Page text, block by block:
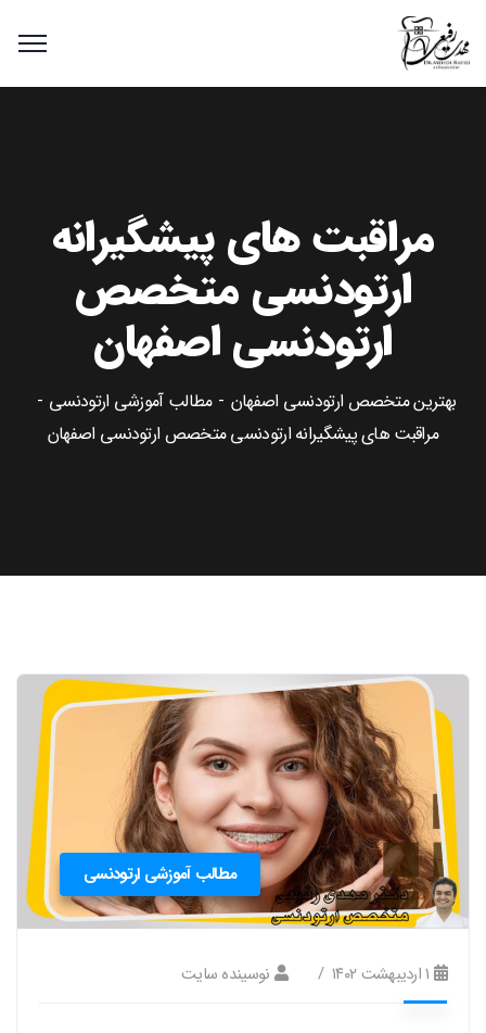
مراقبت های پیشگیرانه
ارتودنسی متخصص
ارتودنسی اصفهان
بهترین متخصص ارتودنسی اصفهان
مطالب آموزشی ارتودنسی
مراقبت های پیشگیرانه ارتودنسی متخصص ارتودنسی اصفهان
مطالب آموزشی ارتودنسی
۱ اردیبهشت ۱۴۰۲ نوسینده سایت